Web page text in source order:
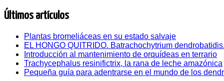
Últimos artículos
Plantas bromeliáceas en su estado salvaje
EL HONGO QUITRIDO. Batrachochytrium dendrobatidis.
Introducción al mantenimiento de orquídeas en terrario
Trachycephalus resinifictrix, la rana de leche amazónica
Pequeña guía para adentrarse en el mundo de los